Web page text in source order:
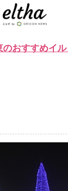
のおすすめイ